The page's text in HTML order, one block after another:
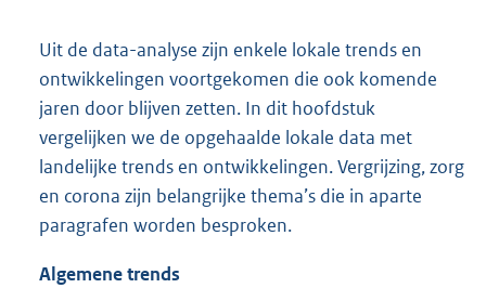
Uit de data-analyse zijn enkele lokale trends en
ontwikkelingen voortgekomen die ook komende
jaren door blijven zetten. In dit hoofdstuk
vergelijken we de opgehaalde lokale data met
landelijke trends en ontwikkelingen. Vergrijzing, zorg
en corona zijn belangrijke thema’s die in aparte
paragrafen worden besproken.
Algemene trends